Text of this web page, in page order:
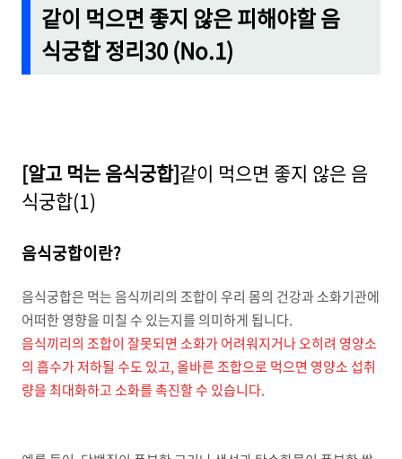
같이 먹으면 좋지 않은 피해야할 음
식궁합 정리30 (No.1)
[알고 먹는 음식궁합]같이 먹으면 좋지 않은 음
식궁합(1)
음식궁합이란?
음식궁합은 먹는 음식끼리의 조합이 우리 몸의 건강과 소화기관에
어떠한 영향을 미칠 수 있는지를 의미하게 됩니다.
음식끼리의 조합이 잘못되면 소화가 어려워지거나 오히려 영양소
의 흡수가 저하될 수도 있고, 올바른 조합으로 먹으면 영양소 섭취
량을 최대화하고 소화를 촉진할 수 있습니다.